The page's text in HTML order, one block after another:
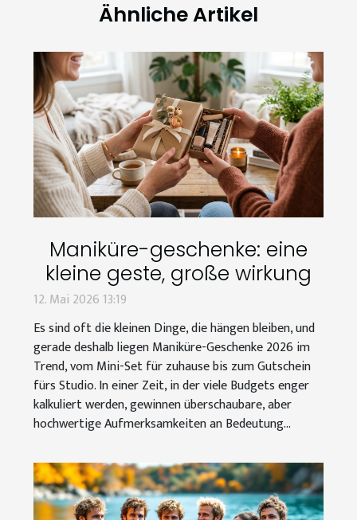
Ähnliche Artikel
Maniküre-geschenke: eine
kleine geste, große wirkung
12. Mai 2026 13:19
Es sind oft die kleinen Dinge, die hängen bleiben, und
gerade deshalb liegen Maniküre-Geschenke 2026 im
Trend, vom Mini-Set für zuhause bis zum Gutschein
fürs Studio. In einer Zeit, in der viele Budgets enger
kalkuliert werden, gewinnen überschaubare, aber
hochwertige Aufmerksamkeiten an Bedeutung...